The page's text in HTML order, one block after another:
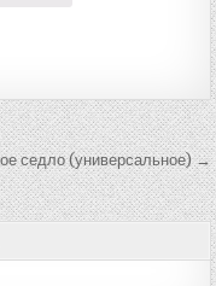
седло (универсальное) →